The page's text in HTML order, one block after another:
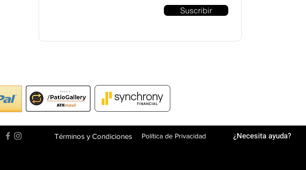
Suscribir
Términos y Condiciones Política de Privacidad ¿Necesita ayuda?